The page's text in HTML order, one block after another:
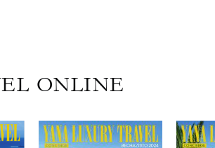
ONLINE